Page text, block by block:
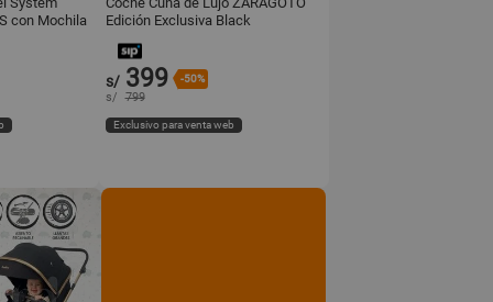
con Mochila
Edición Exclusiva Black
s/ 399 -50%
s/ 799
Exclusivo para venta web